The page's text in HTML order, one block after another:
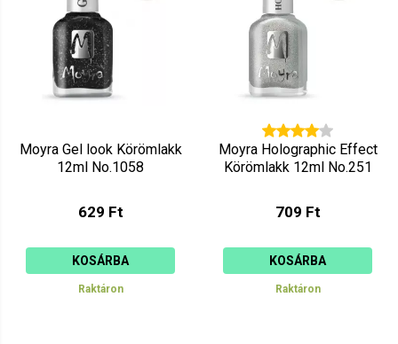
Moyra Gel look Körömlakk
12ml No.1058
629 Ft
KOSÁRBA
Raktáron
Moyra Holographic Effect
Körömlakk 12ml No.251
709 Ft
KOSÁRBA
Raktáron